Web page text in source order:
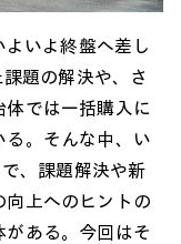
いよ終盤へ差し
題の解決や、さ
では一括購入に
る。そんな中、い
、課題解決や新
上へのヒントの
ある。今回はそ